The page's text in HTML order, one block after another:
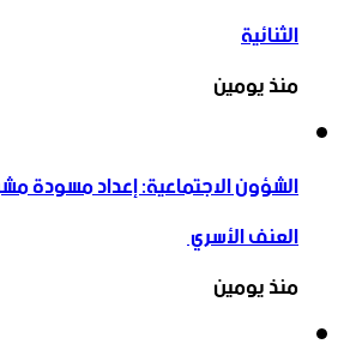
الثنائية
منذ يومين
الشؤون الاجتماعية: إعداد مسودة
العنف الأسري ‏
منذ يومين